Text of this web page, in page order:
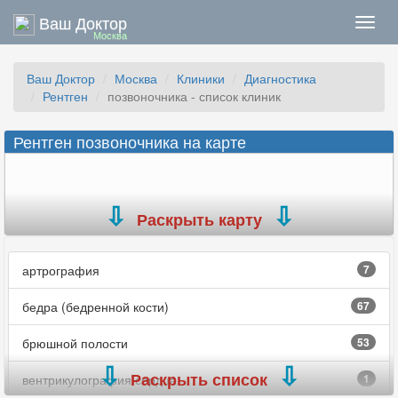
Ваш Доктор
Москва
Ваш Доктор Москва Клиники
Диагностика
Рентген
позвоночника - список клиник
Рентген позвоночника на карте
Раскрыть карту
артрография 7
бедра (бедренной кости) 67
брюшной полости 53
вентрикулография сердца 1
Раскрыть список